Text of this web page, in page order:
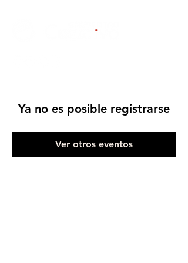
Ya no es posible registrarse
Ver otros eventos